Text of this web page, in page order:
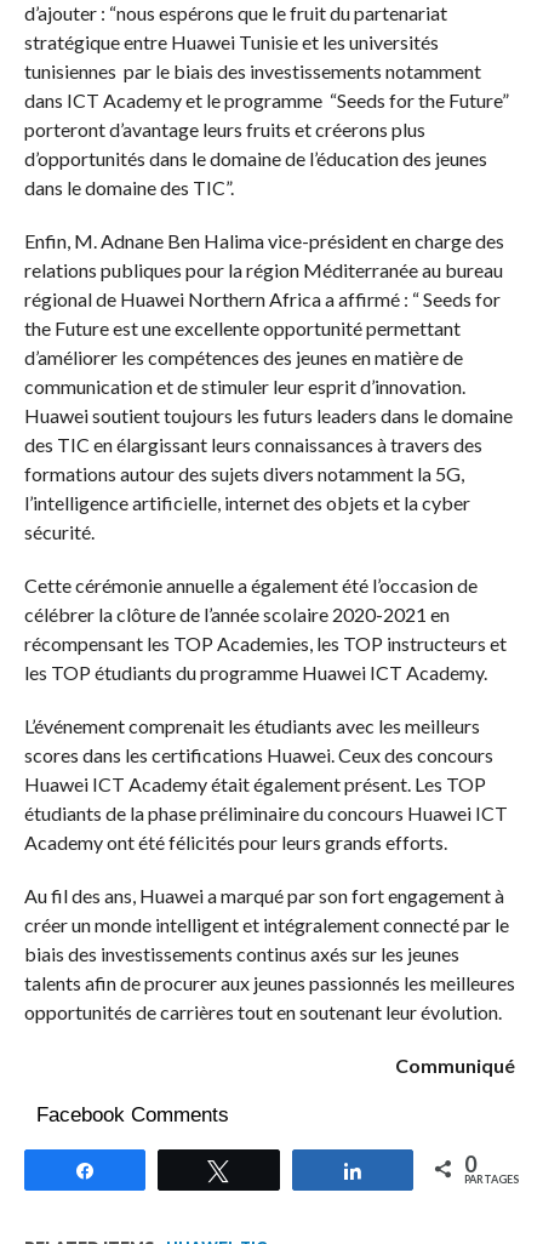
d’ajouter : “nous espérons que le fruit du partenariat
stratégique entre Huawei Tunisie et les universités
tunisiennes par le biais des investissements notamment
dans ICT Academy et le programme “Seeds for the Future”
porteront d’avantage leurs fruits et créerons plus
d’opportunités dans le domaine de l’éducation des jeunes
dans le domaine des TIC”.
Enfin, M. Adnane Ben Halima vice-président en charge des
relations publiques pour la région Méditerranée au bureau
régional de Huawei Northern Africa a affirmé : “ Seeds for
the Future est une excellente opportunité permettant
d’améliorer les compétences des jeunes en matière de
communication et de stimuler leur esprit d’innovation.
Huawei soutient toujours les futurs leaders dans le domaine
des TIC en élargissant leurs connaissances à travers des
formations autour des sujets divers notamment la 5G,
l’intelligence artificielle, internet des objets et la cyber
sécurité.
Cette cérémonie annuelle a également été l’occasion de
célébrer la clôture de l’année scolaire 2020-2021 en
récompensant les TOP Academies, les TOP instructeurs et
les TOP étudiants du programme Huawei ICT Academy.
L’événement comprenait les étudiants avec les meilleurs
scores dans les certifications Huawei. Ceux des concours
Huawei ICT Academy était également présent. Les TOP
étudiants de la phase préliminaire du concours Huawei ICT
Academy ont été félicités pour leurs grands efforts.
Au fil des ans, Huawei a marqué par son fort engagement à
créer un monde intelligent et intégralement connecté par le
biais des investissements continus axés sur les jeunes
talents afin de procurer aux jeunes passionnés les meilleures
opportunités de carrières tout en soutenant leur évolution.
Communiqué
Facebook Comments
Partagez 0
PARTAGES